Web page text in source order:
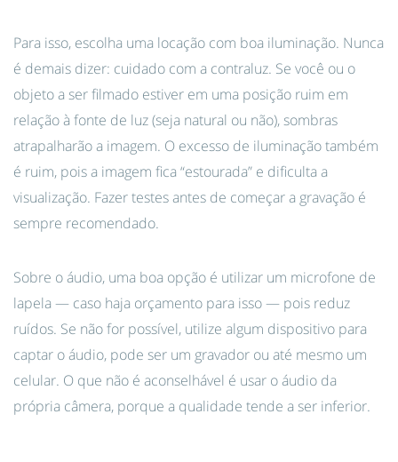
Para isso, escolha uma locação com boa iluminação. Nunca
é demais dizer: cuidado com a contraluz. Se você ou o
objeto a ser filmado estiver em uma posição ruim em
relação à fonte de luz (seja natural ou não), sombras
atrapalharão a imagem. O excesso de iluminação também
é ruim, pois a imagem fica “estourada” e dificulta a
visualização. Fazer testes antes de começar a gravação é
sempre recomendado.
Sobre o áudio, uma boa opção é utilizar um microfone de
lapela — caso haja orçamento para isso — pois reduz
ruídos. Se não for possível, utilize algum dispositivo para
captar o áudio, pode ser um gravador ou até mesmo um
celular. O que não é aconselhável é usar o áudio da
própria câmera, porque a qualidade tende a ser inferior.